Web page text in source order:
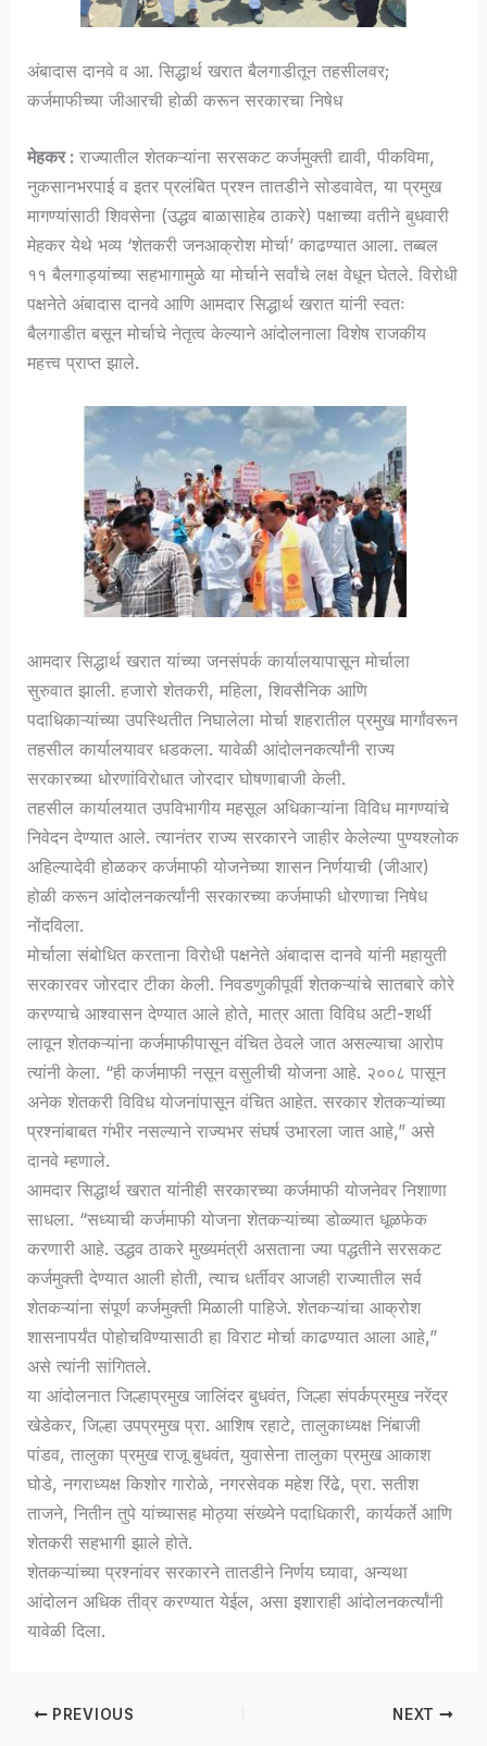
अंबादास दानवे व आ. सिद्धार्थ खरात बैलगाडीतून तहसीलवर;
कर्जमाफीच्या जीआरची होळी करून सरकारचा निषेध
मेहकर : राज्यातील शेतकऱ्यांना सरसकट कर्जमुक्ती द्यावी, पीकविमा,
नुकसानभरपाई व इतर प्रलंबित प्रश्न तातडीने सोडवावेत, या प्रमुख
मागण्यांसाठी शिवसेना (उद्धव बाळासाहेब ठाकरे) पक्षाच्या वतीने बुधवारी
मेहकर येथे भव्य ‘शेतकरी जनआक्रोश मोर्चा’ काढण्यात आला. तब्बल
११ बैलगाड्यांच्या सहभागामुळे या मोर्चाने सर्वांचे लक्ष वेधून घेतले. विरोधी
पक्षनेते अंबादास दानवे आणि आमदार सिद्धार्थ खरात यांनी स्वतः
बैलगाडीत बसून मोर्चाचे नेतृत्व केल्याने आंदोलनाला विशेष राजकीय
महत्त्व प्राप्त झाले.
आमदार सिद्धार्थ खरात यांच्या जनसंपर्क कार्यालयापासून मोर्चाला
सुरुवात झाली. हजारो शेतकरी, महिला, शिवसैनिक आणि
पदाधिकाऱ्यांच्या उपस्थितीत निघालेला मोर्चा शहरातील प्रमुख मार्गांवरून
तहसील कार्यालयावर धडकला. यावेळी आंदोलनकर्त्यांनी राज्य
सरकारच्या धोरणांविरोधात जोरदार घोषणाबाजी केली.
तहसील कार्यालयात उपविभागीय महसूल अधिकाऱ्यांना विविध मागण्यांचे
निवेदन देण्यात आले. त्यानंतर राज्य सरकारने जाहीर केलेल्या पुण्यश्लोक
अहिल्यादेवी होळकर कर्जमाफी योजनेच्या शासन निर्णयाची (जीआर)
होळी करून आंदोलनकर्त्यांनी सरकारच्या कर्जमाफी धोरणाचा निषेध
नोंदविला.
मोर्चाला संबोधित करताना विरोधी पक्षनेते अंबादास दानवे यांनी महायुती
सरकारवर जोरदार टीका केली. निवडणुकीपूर्वी शेतकऱ्यांचे सातबारे कोरे
करण्याचे आश्वासन देण्यात आले होते, मात्र आता विविध अटी-शर्थी
लावून शेतकऱ्यांना कर्जमाफीपासून वंचित ठेवले जात असल्याचा आरोप
त्यांनी केला. “ही कर्जमाफी नसून वसुलीची योजना आहे. २००८ पासून
अनेक शेतकरी विविध योजनांपासून वंचित आहेत. सरकार शेतकऱ्यांच्या
प्रश्नांबाबत गंभीर नसल्याने राज्यभर संघर्ष उभारला जात आहे,” असे
दानवे म्हणाले.
आमदार सिद्धार्थ खरात यांनीही सरकारच्या कर्जमाफी योजनेवर निशाणा
साधला. “सध्याची कर्जमाफी योजना शेतकऱ्यांच्या डोळ्यात धूळफेक
करणारी आहे. उद्धव ठाकरे मुख्यमंत्री असताना ज्या पद्धतीने सरसकट
कर्जमुक्ती देण्यात आली होती, त्याच धर्तीवर आजही राज्यातील सर्व
शेतकऱ्यांना संपूर्ण कर्जमुक्ती मिळाली पाहिजे. शेतकऱ्यांचा आक्रोश
शासनापर्यंत पोहोचविण्यासाठी हा विराट मोर्चा काढण्यात आला आहे,”
असे त्यांनी सांगितले.
या आंदोलनात जिल्हाप्रमुख जालिंदर बुधवंत, जिल्हा संपर्कप्रमुख नरेंद्र
खेडेकर, जिल्हा उपप्रमुख प्रा. आशिष रहाटे, तालुकाध्यक्ष निंबाजी
पांडव, तालुका प्रमुख राजू बुधवंत, युवासेना तालुका प्रमुख आकाश
घोडे, नगराध्यक्ष किशोर गारोळे, नगरसेवक महेश रिंढे, प्रा. सतीश
ताजने, नितीन तुपे यांच्यासह मोठ्या संख्येने पदाधिकारी, कार्यकर्ते आणि
शेतकरी सहभागी झाले होते.
शेतकऱ्यांच्या प्रश्नांवर सरकारने तातडीने निर्णय घ्यावा, अन्यथा
आंदोलन अधिक तीव्र करण्यात येईल, असा इशाराही आंदोलनकर्त्यांनी
यावेळी दिला.
PREVIOUS NEXT